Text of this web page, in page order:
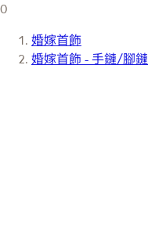
0
婚嫁首飾
婚嫁首飾 - 手鏈/腳鏈